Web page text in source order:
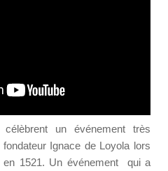
un événement très
Ignace de Loyola lors
en 1521. Un événement qui a